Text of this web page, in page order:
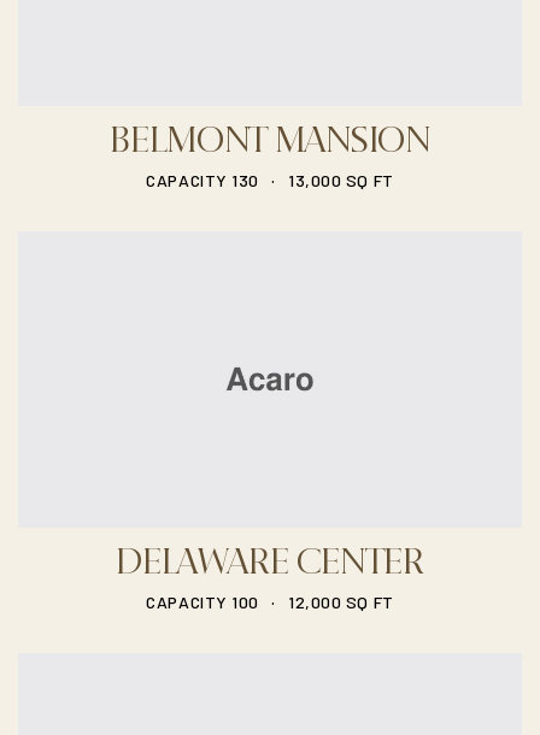
BELMONT MANSION
CAPACITY 130 . 13,000 SQ FT
DELAWARE CENTER
CAPACITY 100 . 12,000 SQ FT